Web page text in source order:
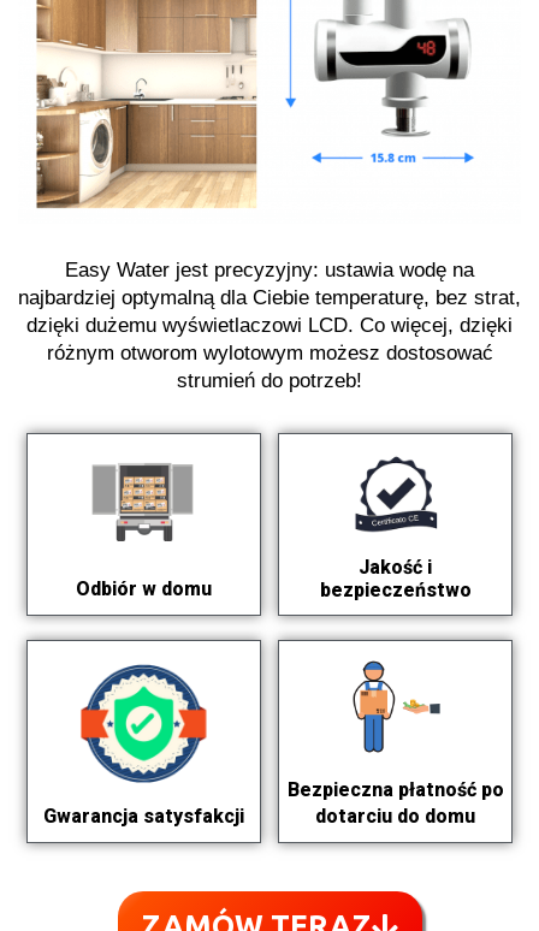
Easy Water jest precyzyjny: ustawia wodę na
najbardziej optymalną dla Ciebie temperaturę, bez strat,
dzięki dużemu wyświetlaczowi LCD. Co więcej, dzięki
różnym otworom wylotowym możesz dostosować
strumień do potrzeb!
Odbiór w domu
Jakość i
bezpieczeństwo
Gwarancja satysfakcji
Bezpieczna płatność po
dotarciu do domu